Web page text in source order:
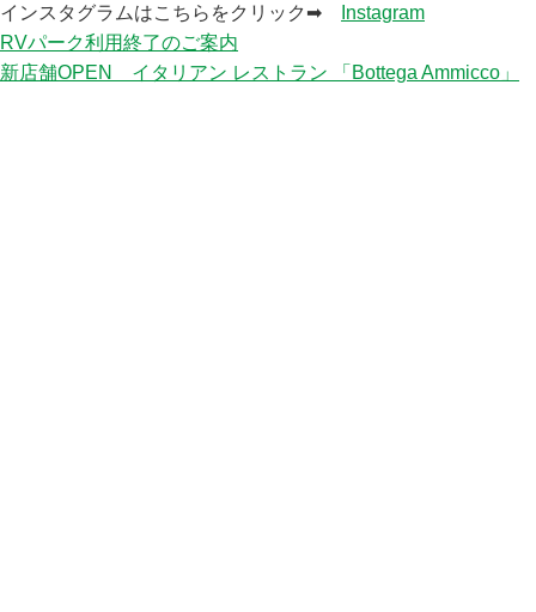
インスタグラムはこちらをクリック➡
Instagram
RVパーク利用終了のご案内
新店舗OPEN イタリアン レストラン ⁡「⁡⁡Bottega Ammicco」